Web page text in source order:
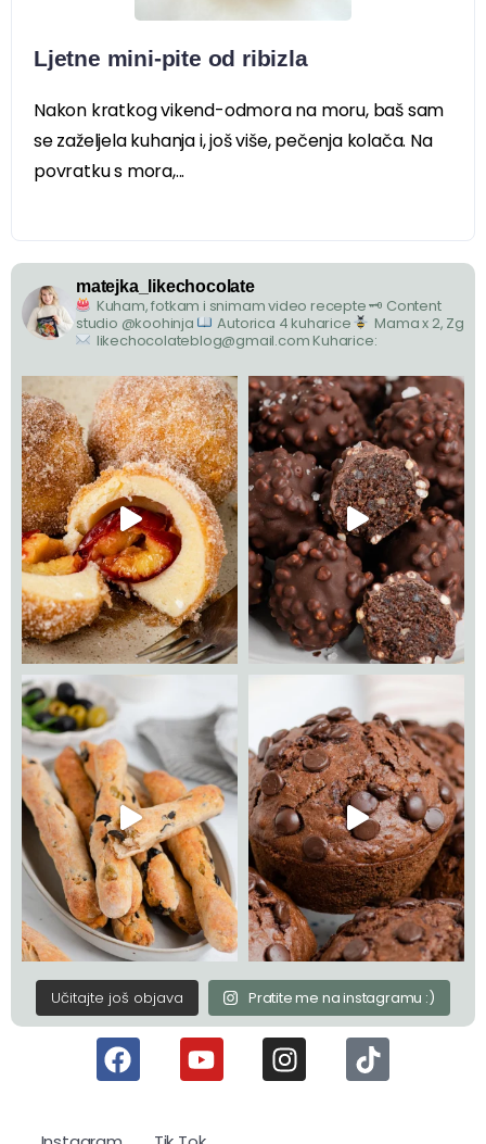
Ljetne mini-pite od ribizla
Nakon kratkog vikend-odmora na moru, baš sam
se zaželjela kuhanja i, još više, pečenja kolača. Na
povratku s mora,...
matejka_likechocolate
Kuham, fotkam i snimam video recepte🗝 Content
studio @koohinja
Autorica 4 kuharice
Mama x 2, Zg
likechocolateblog@gmail.com Kuharice:
Učitajte još objava Pratite me na instagramu :)